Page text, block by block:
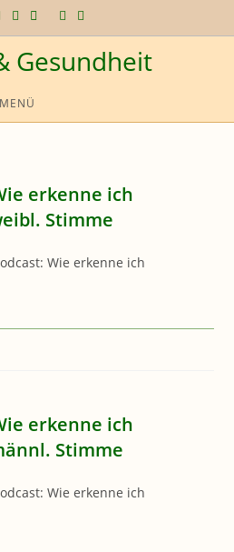
Gesundheit
MENÜ
erkenne ich
Stimme
Wie erkenne ich
erkenne ich
Stimme
Wie erkenne ich